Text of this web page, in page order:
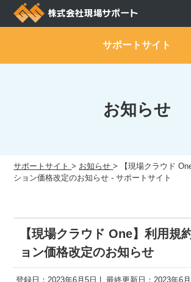
Skip
サポートサイト
お知らせ
サポートサイト > お知らせ >
【現場クラウド
ション価格改定のお知らせ - サポートサイト
【現場クラウド One】利用規
ョン価格改定のお知らせ
登録日：2023年6月5日 最終更新日：2023年6月